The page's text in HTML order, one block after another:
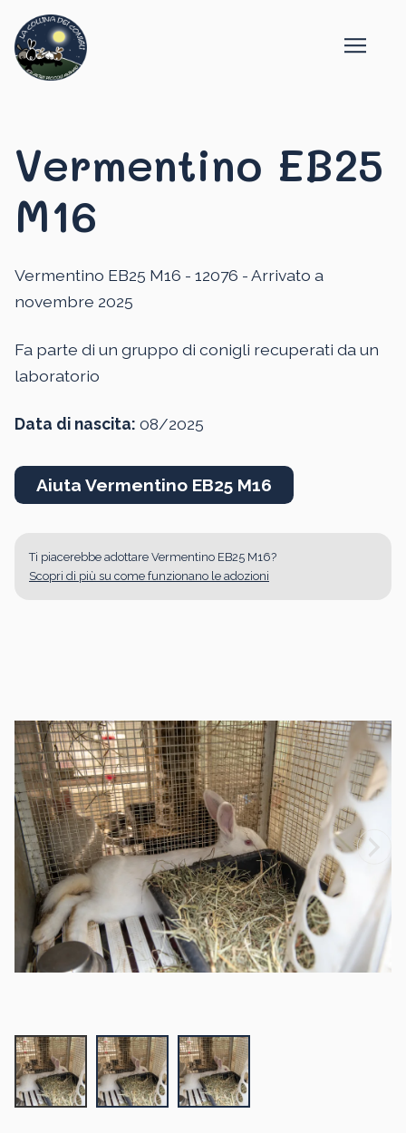
Vermentino EB25
M16
Vermentino EB25 M16 - 12076 - Arrivato a
novembre 2025
Fa parte di un gruppo di conigli recuperati da un
laboratorio
Data di nascita: 08/2025
Aiuta Vermentino EB25 M16
Ti piacerebbe adottare Vermentino EB25 M16?
Scopri di più su come funzionano le adozioni